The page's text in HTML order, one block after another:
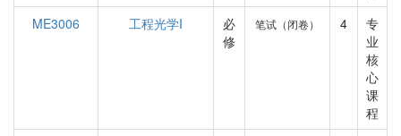
ME3006
工程光学I
必
修
笔试（闭卷） 4
专
业
核
心
课
程